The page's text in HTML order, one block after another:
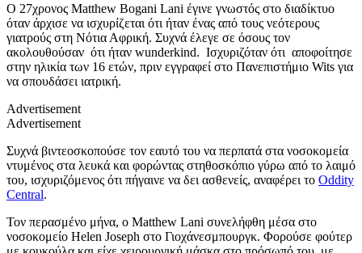
Ο 27χρονος Matthew Bogani Lani έγινε γνωστός στο διαδίκτυο
όταν άρχισε να ισχυρίζεται ότι ήταν ένας από τους νεότερους
γιατρούς στη Νότια Αφρική. Συχνά έλεγε σε όσους τον
ακολουθούσαν ότι ήταν wunderkind. Ισχυριζόταν ότι αποφοίτησε
στην ηλικία των 16 ετών, πριν εγγραφεί στο Πανεπιστήμιο Wits για
να σπουδάσει ιατρική.
Advertisement
Advertisement
Συχνά βιντεοσκοπούσε τον εαυτό του να περπατά στα νοσοκομεία
ντυμένος στα λευκά και φορώντας στηθοσκόπιο γύρω από το λαιμό
του, ισχυριζόμενος ότι πήγαινε να δει ασθενείς, αναφέρει το Oddity
Central.
Τον περασμένο μήνα, ο Matthew Lani συνελήφθη μέσα στο
νοσοκομείο Helen Joseph στο Γιοχάνεσμπουργκ. Φορούσε φούτερ